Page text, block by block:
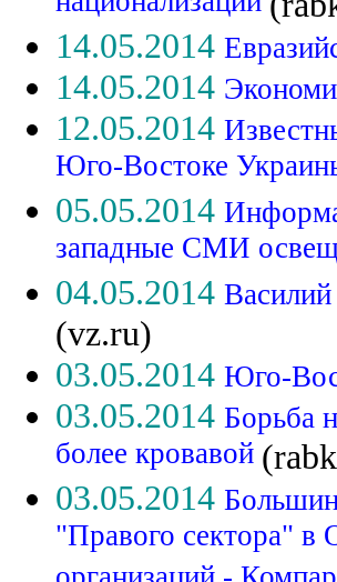
14.05.2014
14.05.2014
12.05.2014
Юго-Востоке
05.05.2014
западные СМИ
04.05.2014
(vz.ru)
03.05.2014 Юго-
03.05.2014 Борьба
более кровавой
03.05.2014
"Правого сектора" в